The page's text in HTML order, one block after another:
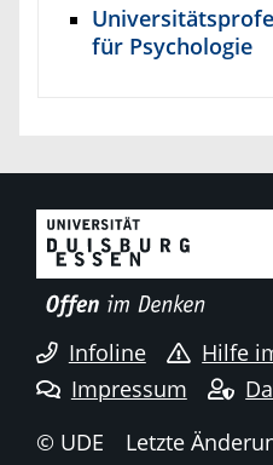
für Psychologie
Infoline
Hilfe
Impressum
© UDE
Letzte